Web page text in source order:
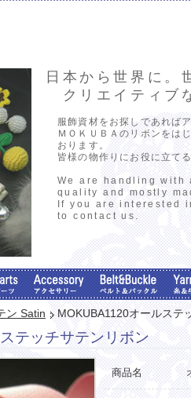
日本から世界に。
クリエイティブ
服飾資材をお探しであれば
ＭＯＫＵＢＡのリボンをは
おります。
皆様の物作りにお役に立て
We are handling with
quality and mostly
If you are interested
to contact us.
ン Satin MOKUBA1120オールステ
テッチサテンリボン
商品名